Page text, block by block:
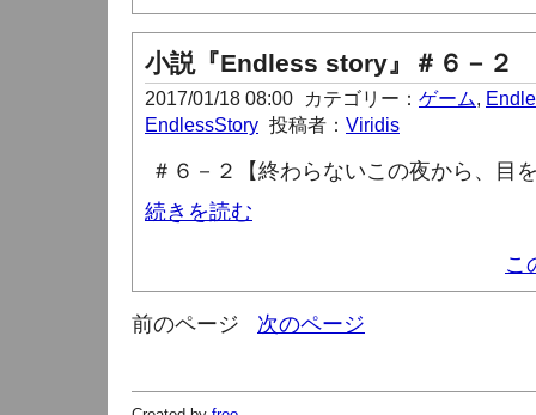
小説『Endless story』＃６－２
2017/01/18 08:00 カテゴリー： ゲーム,
EndlessStory 投稿者： Viridis
＃６－２【終わらないこの夜から、目
続きを読む
こ
前のページ 次のページ